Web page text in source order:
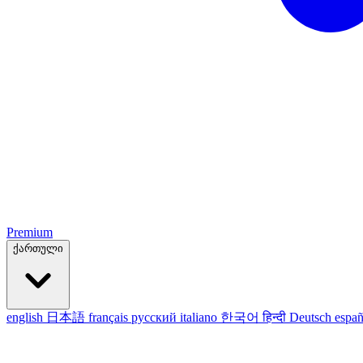
Premium
ქართული
english 日本語 français русский italiano 한국어हिन्दी Deutsch